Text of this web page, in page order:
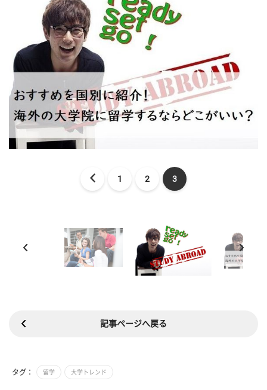
1 2 3
記事ページへ戻る
タグ： 留学 大学トレンド